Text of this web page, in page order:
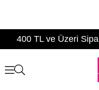
400 TL ve Üzeri